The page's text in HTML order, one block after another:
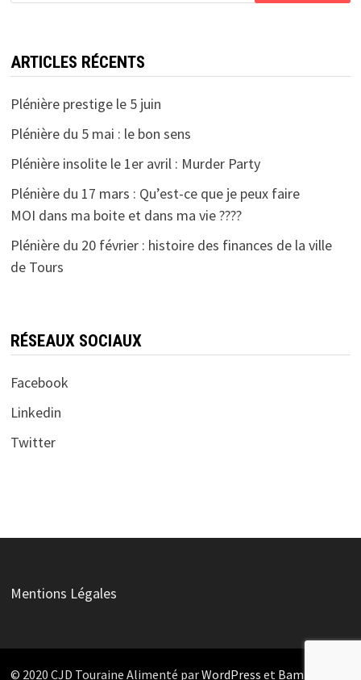
ARTICLES RÉCENTS
Plénière prestige le 5 juin
Plénière du 5 mai : le bon sens
Plénière insolite le 1er avril : Murder Party
Plénière du 17 mars : Qu’est-ce que je peux faire
MOI dans ma boite et dans ma vie ????
Plénière du 20 février : histoire des finances de la ville
de Tours
RÉSEAUX SOCIAUX
Facebook
Linkedin
Twitter
Mentions Légales
© 2020 CJD Touraine Alimenté parWordPress et Bam